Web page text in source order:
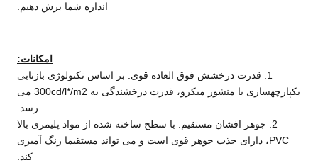
اندازه شما برش دهیم.
امکانات:
1. قدرت درخشش فوق العاده قوی: بر اساس تکنولوژی بازتابی
یکپارچهسازی با منشور میکرو، قدرت درخشندگی به 300cd/l*/m2 می
رسد.
2. جوهر افشان مستقیم: با سطح ساخته شده از مواد پلیمری بالا
PVC، دارای جذب جوهر قوی است و می تواند مستقیما رنگ آمیزی
کند.